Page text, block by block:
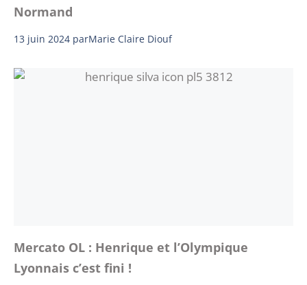
Normand
13 juin 2024 parMarie Claire Diouf
Mercato OL : Henrique et l’Olympique
Lyonnais c’est fini !